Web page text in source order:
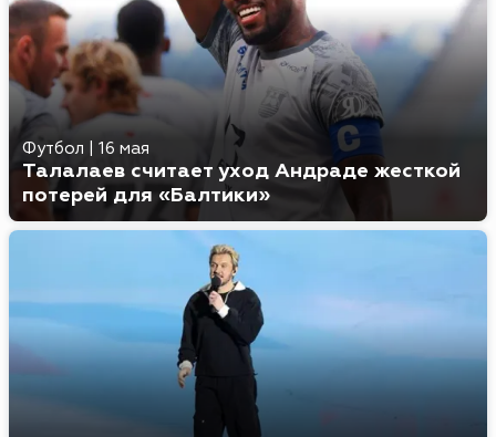
Футбол 16 мая
Талалаев считает уход Андраде жесткой
потерей для «Балтики»